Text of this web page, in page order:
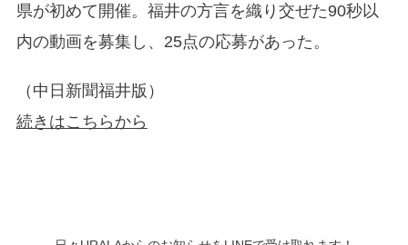
県が初めて開催。福井の方言を織り交ぜた90秒以
内の動画を募集し、25点の応募があった。
（中日新聞福井版）
続きはこちらから